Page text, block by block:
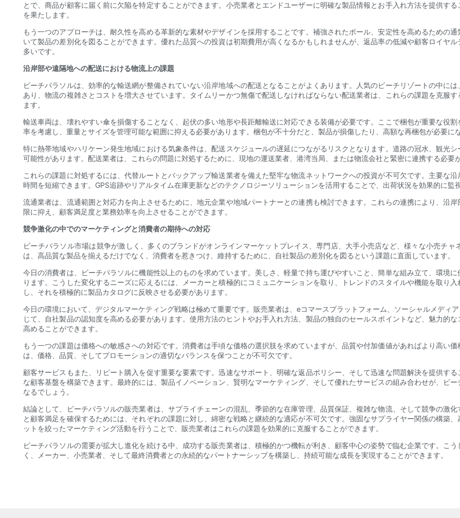
とで、商品が顧客に届く前に欠陥を特定することができます。小売業者とエンドユーザーに明確な製品情報とお手入れ方法を提供す
を果たします。
もう一つのアプローチは、耐久性を高める革新的な素材やデザインを採用することです。補強されたポール、安定性を高めるための
いて製品の差別化を図ることができます。優れた品質への投資は初期費用が高くなるかもしれませんが、返品率の低減や顧客ロイヤ
多いです。
沿岸部や遠隔地への配送における物流上の課題
ビーチパラソルは、効率的な輸送網が整備されていない沿岸地域への配送となることがよくあります。人気のビーチリゾートの中に
あり、物流の複雑さとコストを増大させています。タイムリーかつ無傷で配送しなければならない配送業者は、これらの課題を克服
ます。
輸送車両は、壊れやすい傘を損傷することなく、起伏の多い地形や長距離輸送に対応できる装備が必要です。ここで梱包が重要な役
率を考慮し、重量とサイズを管理可能な範囲に抑える必要があります。梱包が不十分だと、製品が損傷したり、高額な再梱包が必要に
特に熱帯地域やハリケーン発生地域における気象条件は、配送スケジュールの遅延につながるリスクとなります。道路の冠水、観光
可能性があります。配送業者は、これらの問題に対処するために、現地の運送業者、港湾当局、または物流会社と緊密に連携する必要
これらの課題に対処するには、代替ルートとバックアップ輸送業者を備えた堅牢な物流ネットワークへの投資が不可欠です。主要な
時間を短縮できます。GPS追跡やリアルタイム在庫更新などのテクノロジーソリューションを活用することで、出荷状況を効果的に監
流通業者は、流通範囲と対応力を向上させるために、地元企業や地域パートナーとの連携も検討できます。これらの連携により、沿
限に抑え、顧客満足度と業務効率を向上させることができます。
競争激化の中でのマーケティングと消費者の期待への対応
ビーチパラソル市場は競争が激しく、多くのブランドがオンラインマーケットプレイス、専門店、大手小売店など、様々な小売チ
は、高品質な製品を揃えるだけでなく、消費者を惹きつけ、維持するために、自社製品の差別化を図るという課題に直面しています。
今日の消費者は、ビーチパラソルに機能性以上のものを求めています。美しさ、軽量で持ち運びやすいこと、簡単な組み立て、環境
ります。こうした変化するニーズに応えるには、メーカーと積極的にコミュニケーションを取り、トレンドのスタイルや機能を取り
し、それを積極的に製品カタログに反映させる必要があります。
今日の環境において、デジタルマーケティング戦略は極めて重要です。販売業者は、eコマースプラットフォーム、ソーシャルメディ
じて、自社製品の認知度を高める必要があります。使用方法のヒントやお手入れ方法、製品の独自のセールスポイントなど、魅力的
高めることができます。
もう一つの課題は価格への敏感さへの対応です。消費者は手頃な価格の選択肢を求めていますが、品質や付加価値があればより高い
は、価格、品質、そしてプロモーションの適切なバランスを保つことが不可欠です。
顧客サービスもまた、リピート購入を促す重要な要素です。迅速なサポート、明確な返品ポリシー、そして迅速な問題解決を提供す
な顧客基盤を構築できます。最終的には、製品イノベーション、賢明なマーケティング、そして優れたサービスの組み合わせが、ビ
なるでしょう。
結論として、ビーチパラソルの販売業者は、サプライチェーンの混乱、季節的な在庫管理、品質保証、複雑な物流、そして競争の激
と顧客満足を確保するためには、それぞれの課題に対し、綿密な戦略と継続的な適応が不可欠です。強固なサプライヤー関係の構築
ットを絞ったマーケティング活動を行うことで、販売業者はこれらの課題を効果的に克服することができます。
ビーチパラソルの需要が拡大し進化を続ける中、成功する販売業者は、積極的かつ機転が利き、顧客中心の姿勢で臨む企業です。こ
く、メーカー、小売業者、そして最終消費者との永続的なパートナーシップを構築し、持続可能な成長を実現することができます。